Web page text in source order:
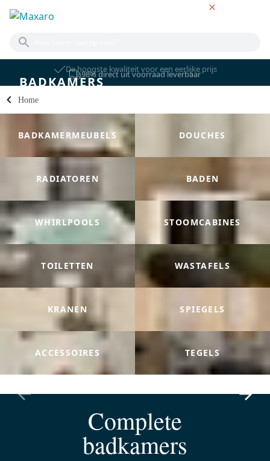
BADKAMERS
98% direct uit voorraad leverbaar
Home
BADKAMERMEUBELS DOUCHES
RADIATOREN BADEN
WHIRLPOOLS STOOMCABINES
TOILETTEN WASTAFELS
KRANEN SPIEGELS
ACCESSOIRES TEGELS
Hotel Chic badkamers
Complete
badkamers